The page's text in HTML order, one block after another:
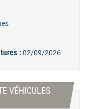
:02/09/2026
VÉHICULES
fenêtre)